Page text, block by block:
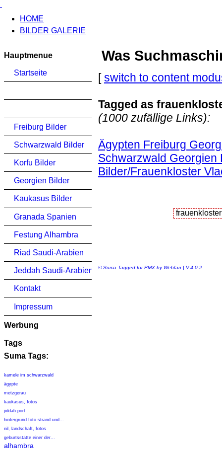
HOME
BILDER GALERIE
Hauptmenue
Startseite
Freiburg Bilder
Schwarzwald Bilder
Korfu Bilder
Georgien Bilder
Kaukasus Bilder
Granada Spanien
Festung Alhambra
Riad Saudi-Arabien
Jeddah Saudi-Arabien
Kontakt
Impressum
Werbung
Tags
Suma Tags:
kamele im schwarzwald
ägypte
metzgerau
kaukasus, fotos
jiddah port
hintergrund foto strand und...
nil, landschaft, fotos
geburtsstätte einer der...
alhambra
Was
[switch to content
Tagged as
(1000 zufällige Links):
Ägypten Freiburg
Schwarzwald Georgien
Bilder/Frauenkloster
© Suma Tagged for PMX by Webfan | V.4.0.2